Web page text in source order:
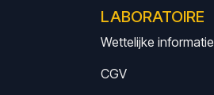
LABORATOIRE
Wettelijke informatie
CGV